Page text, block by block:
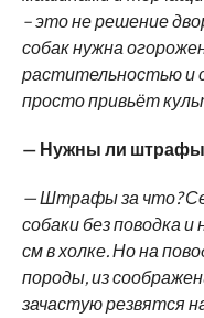
– это не решение
собак нужна
растительностью и
просто привьёт
— Нужны ли штрафы
— Штрафы за что?
собаки без поводка
см в холке. Но на
породы, из
зачастую резвятся